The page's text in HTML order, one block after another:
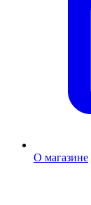
О магазине